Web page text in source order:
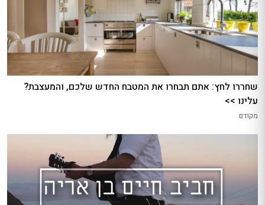
שחררו לחץ: אתם תבחרו את המטבח החדש שלכם, והמעצבת?
עלינו >>
מקודם